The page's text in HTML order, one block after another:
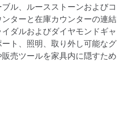
ル、ルースストーンおよびコ
ターと在庫カウンターの連結
ダルおよびダイヤモンドギャ
ト、照明、取り外し可能なグ
売ツールを家具内に隠すため